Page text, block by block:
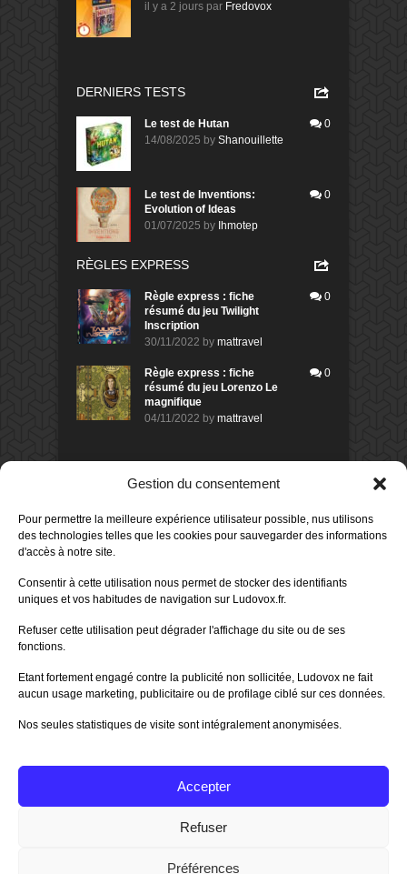
Gestion du consentement
Pour permettre la meilleure expérience utilisateur possible, nus utilisons
des technologies telles que les cookies pour sauvegarder des informations
d'accès à notre site.
Consentir à cette utilisation nous permet de stocker des identifiants
uniques et vos habitudes de navigation sur Ludovox.fr.
Refuser cette utilisation peut dégrader l'affichage du site ou de ses
fonctions.
Etant fortement engagé contre la publicité non sollicitée, Ludovox ne fait
aucun usage marketing, publicitaire ou de profilage ciblé sur ces données.
Nos seules statistiques de visite sont intégralement anonymisées.
Accepter
Refuser
Préférences
il y a 2 jours par Fredovox
DERNIERS TESTS
Le test de Hutan
14/08/2025 by Shanouillette
0
Le test de Inventions:
Evolution of Ideas
01/07/2025 by Ihmotep
0
RÈGLES EXPRESS
Règle express : fiche
résumé du jeu Twilight
Inscription
30/11/2022 by mattravel
0
Règle express : fiche
résumé du jeu Lorenzo Le
magnifique
04/11/2022 by mattravel
0
DERNIERS AVIS DES MEMBRES
Avis de morlockbob
Sur le jeu Collect!
il y a 23 heures
Avis demorlockbob
Sur le jeu Detective Box - Ciao
Publié leil y a 2 jours
80%
Sur le jeu Detective Box - Ciao
Bella
Nos Partenaires| Fat Media © 2013 All